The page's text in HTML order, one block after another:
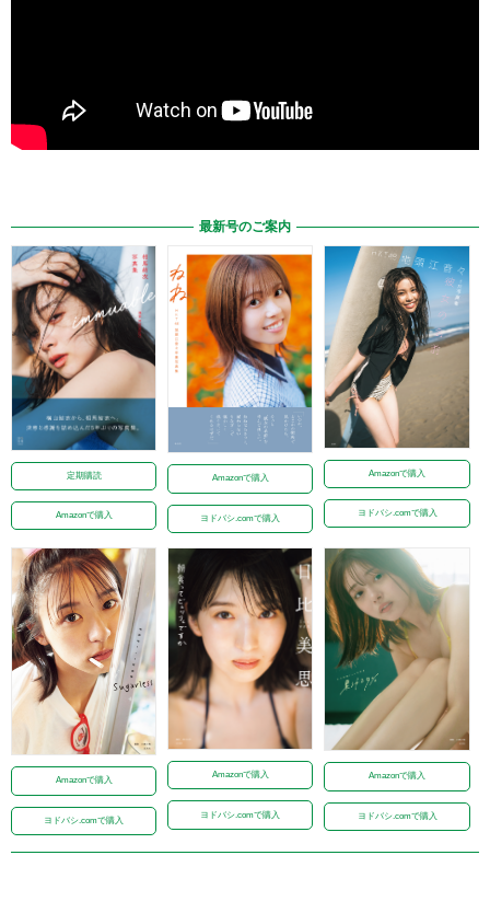
最新号のご案内
定期購読
Amazonで購入
Amazonで購入
ヨドバシ.comで購入
Amazonで購入
ヨドバシ.comで購入
Amazonで購入
ヨドバシ.comで購入
Amazonで購入
ヨドバシ.comで購入
Amazonで購入
ヨドバシ.comで購入